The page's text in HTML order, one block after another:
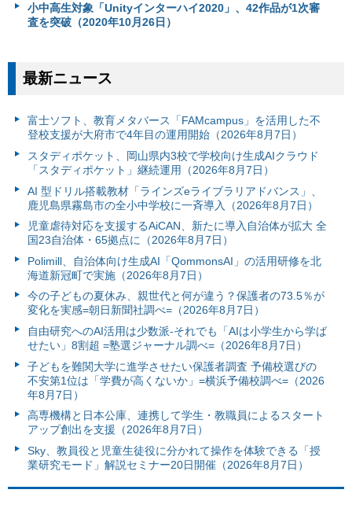
小中高生対象「Unityインターハイ2020」、42作品が1次審
査を突破（2020年10月26日）
最新ニュース
富⼠ソフト、教育メタバース「FAMcampus」を活用した不
登校支援が大府市で4年目の運用開始（2026年8月7日）
スタディポケット、岡山県内3校で学校向け生成AIクラウド
「スタディポケット」継続運用（2026年8月7日）
AI 型ドリル搭載教材「ラインズeライブラリアドバンス」、
鹿児島県霧島市の全小中学校に一斉導入（2026年8月7日）
児童虐待対応を支援するAiCAN、新たに導入自治体が拡大 全
国23自治体・65拠点に（2026年8月7日）
Polimill、自治体向け生成AI「QommonsAI」の活用研修を北
海道新冠町で実施（2026年8月7日）
今の子どもの夏休み、親世代と何が違う？保護者の73.5％が
変化を実感=朝日新聞社調べ=（2026年8月7日）
自由研究へのAI活用は少数派-それでも「AIは小学生から学ば
せたい」8割超 =塾選ジャーナル調べ=（2026年8月7日）
子どもを難関大学に進学させたい保護者調査 予備校選びの
不安第1位は「学費が高くないか」=横浜予備校調べ=（2026
年8月7日）
高専機構と日本公庫、連携して学生・教職員によるスタート
アップ創出を支援（2026年8月7日）
Sky、教員役と児童生徒役に分かれて操作を体験できる「授
業研究モード」解説セミナー20日開催（2026年8月7日）